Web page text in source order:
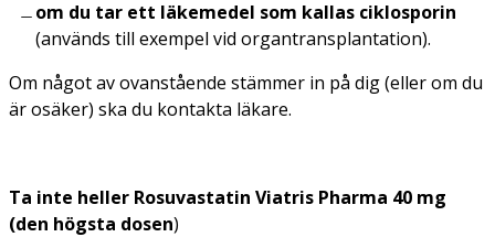
om du tar ett läkemedel som kallas ciklosporin
(används till exempel vid organtransplantation).
Om något av ovanstående stämmer in på dig (eller om du
är osäker) ska du kontakta läkare.
Ta inte heller Rosuvastatin Viatris Pharma 40 mg
(den högsta dosen)